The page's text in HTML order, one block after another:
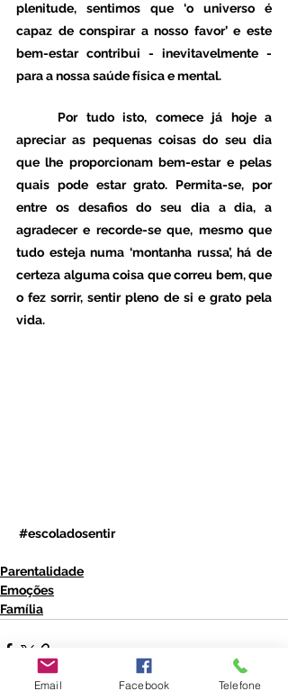
plenitude, sentimos que ‘o universo é
capaz de conspirar a nosso favor’ e este
bem-estar contribui - inevitavelmente -
para a nossa saúde física e mental.
apreciar as pequenas coisas do seu dia
que lhe proporcionam bem-estar e pelas
quais pode estar grato. Permita-se, por
entre os desafios do seu dia a dia, a
agradecer e recorde-se que, mesmo que
tudo esteja numa ‘montanha russa’, há de
certeza alguma coisa que correu bem, que
o fez sorrir, sentir pleno de si e grato pela
vida.
#escoladosentir
Parentalidade
Emoções
Família
Email Facebook Telefone